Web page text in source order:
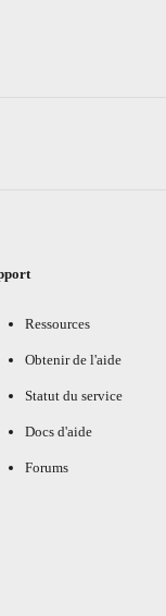
Ressources
Obtenir de l'aide
Statut du service
Docs d'aide
Forums